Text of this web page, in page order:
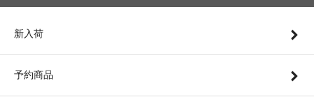
新入荷
予約商品